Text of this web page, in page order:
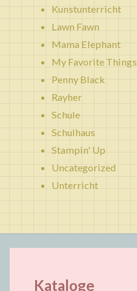
Kunstunterricht
Lawn Fawn
Mama Elephant
My Favorite Things
Penny Black
Rayher
Schule
Schulhaus
Stampin' Up
Uncategorized
Unterricht
Kataloge